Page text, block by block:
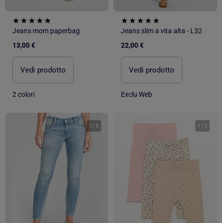
Jeans mom paperbag
13,00 €
Vedi prodotto
2 colori
Jeans slim a vita alta - L32
22,00 €
Vedi prodotto
Exclu Web
1 / 5 1 / 5